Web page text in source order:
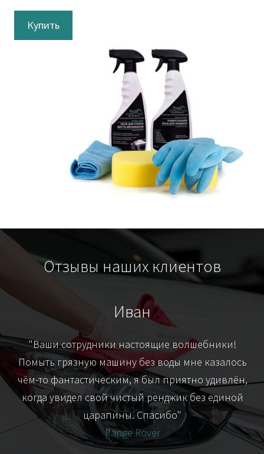
Купить
Отзывы наших клиентов
Иван
"Ваши сотрудники настоящие волшебники!
Помыть грязную машину без воды мне казалось
чём-то фантастическим, я был приятно удивлён,
когда увидел свой чистый ренджик без единой
царапины. Спасибо"
Range Rover